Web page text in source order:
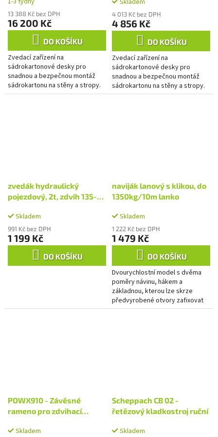
13 388 Kč bez DPH
16 200 Kč
DO KOŠÍKU
Zvedací zařízení na
sádrokartonové desky pro
snadnou a bezpečnou montáž
sádrokartonu na stěny a stropy.
Výrazně snižuje potřebnou
4 013 Kč bez DPH
4 856 Kč
DO KOŠÍKU
Zvedací zařízení na
sádrokartonové desky pro
snadnou a bezpečnou montáž
sádrokartonu na stěny a stropy.
Výrazně snižuje potřebnou
zvedák hydraulický
pojezdový, 2t, zdvih 135-
Skladem
991 Kč bez DPH
1 199 Kč
DO KOŠÍKU
naviják lanový s klikou, do
1350kg/10m lanko
Skladem
1 222 Kč bez DPH
1 479 Kč
DO KOŠÍKU
Dvourychlostní model s dvěma
poměry návinu, hákem a
základnou, kterou lze skrze
předvyrobené otvory zafixovat
na libovolné místo
POWX910 - Závěsné
rameno pro zdvihací
Skladem
Scheppach CB 02 -
řetězový kladkostroj ruční
Skladem